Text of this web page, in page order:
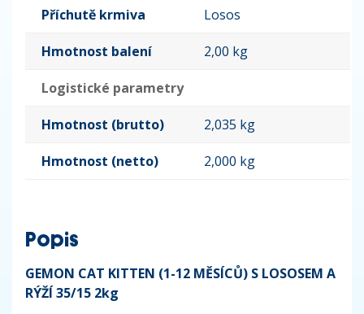
Příchutě krmiva Losos
Hmotnost balení 2,00 kg
Logistické parametry
Hmotnost (brutto) 2,035 kg
Hmotnost (netto) 2,000 kg
Popis
GEMON CAT KITTEN (1-12 MĚSÍCŮ) S LOSOSEM A
RÝŽÍ 35/15 2kg